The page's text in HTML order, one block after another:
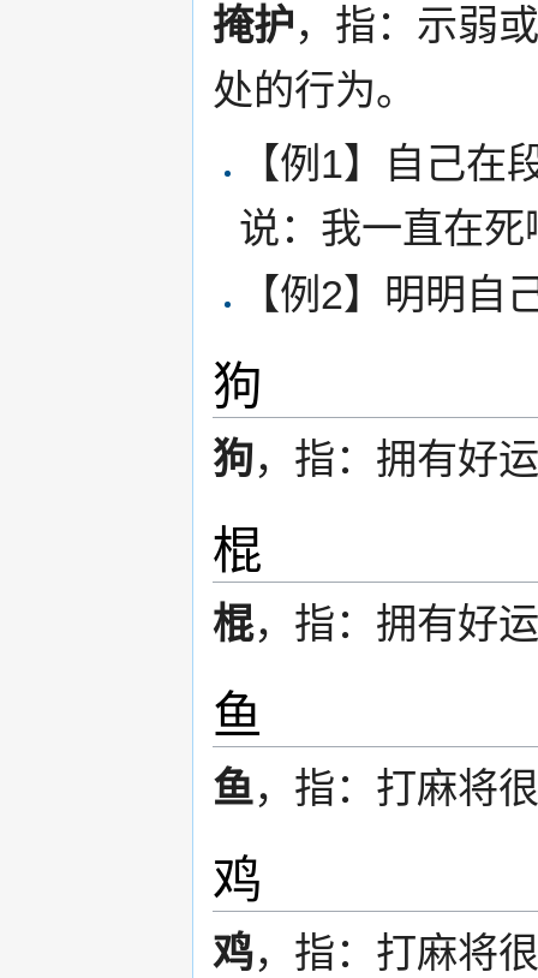
掩护，指：示弱
处的行为。
【例1】自己在
说：我一直在死
【例2】明明自
狗
狗，指：拥有好
棍
棍，指：拥有好
鱼
鱼，指：打麻将
鸡
鸡，指：打麻将